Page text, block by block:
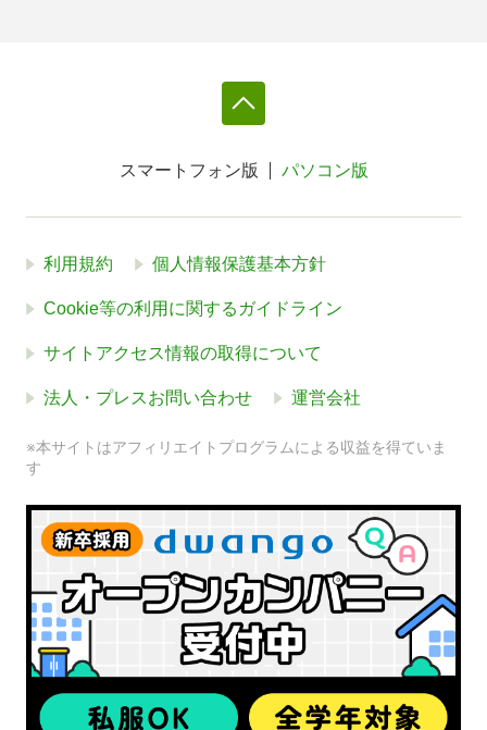
スマートフォン版 パソコン版
利用規約 個人情報保護基本方針
Cookie等の利用に関するガイドライン
サイトアクセス情報の取得について
法人・プレスお問い合わせ 運営会社
※本サイトはアフィリエイトプログラムによる収益を得ていま
す